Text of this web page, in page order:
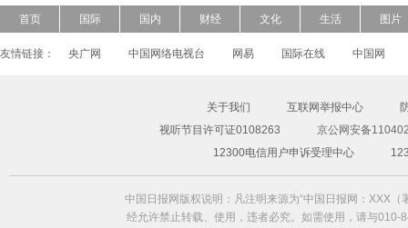
超模Freja Beha演绎2014春夏形象大片
首页 国际 国内 财经 文化 生活 图片
友情链接： 央广网 中国网络电视台 网易 国际在线 中国网
关于我们 互联网举报中心
视听节目许可证0108263
京公网安备
12300电信用户申诉受理中心
中国日报网版权说明：凡注明来源为“中国日报网：XXX
经允许禁止转载、使用，违者必究。如需使用，请与010-